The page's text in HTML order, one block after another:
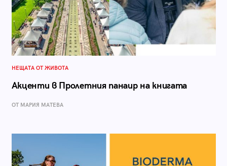
НЕЩАТА ОТ ЖИВОТА
Акценти в Пролетния панаир на книгата
ОТ МАРИЯ МАТЕВА